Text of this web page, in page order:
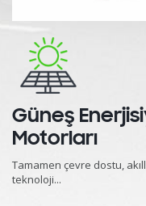
Güneş
Motorları
Tamamen çevre dostu,
teknoloji...